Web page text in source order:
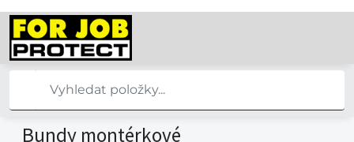
Bundy montérkové